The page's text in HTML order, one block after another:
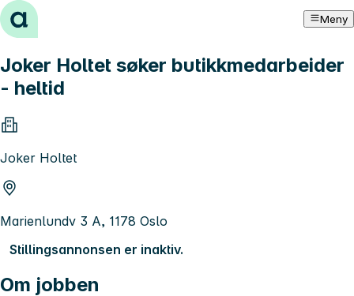
Hopp til innhold Meny
Joker Holtet søker butikkmedarbeider
- heltid
Joker Holtet
Marienlundv 3 A, 1178 Oslo
Stillingsannonsen er inaktiv.
Om jobben